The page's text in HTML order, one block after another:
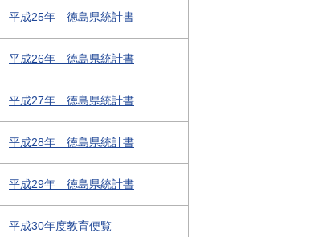
平成25年 徳島県統計書
平成26年 徳島県統計書
平成27年 徳島県統計書
平成28年 徳島県統計書
平成29年 徳島県統計書
平成30年度教育便覧